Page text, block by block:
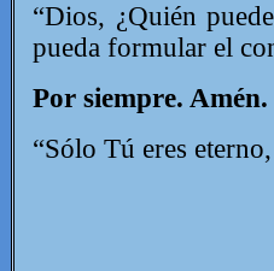
“Dios, ¿Quién
pueda formular el
Por siempre. Amén.
“Sólo Tú eres